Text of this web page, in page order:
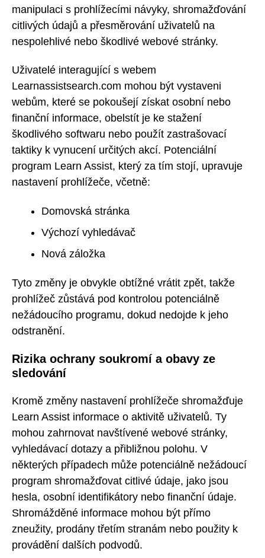
manipulaci s prohlížecími návyky, shromažďování
citlivých údajů a přesměrování uživatelů na
nespolehlivé nebo škodlivé webové stránky.
Uživatelé interagující s webem
Learnassistsearch.com mohou být vystaveni
webům, které se pokoušejí získat osobní nebo
finanční informace, obelstít je ke stažení
škodlivého softwaru nebo použít zastrašovací
taktiky k vynucení určitých akcí. Potenciální
program Learn Assist, který za tím stojí, upravuje
nastavení prohlížeče, včetně:
Domovská stránka
Výchozí vyhledávač
Nová záložka
Tyto změny je obvykle obtížné vrátit zpět, takže
prohlížeč zůstává pod kontrolou potenciálně
nežádoucího programu, dokud nedojde k jeho
odstranění.
Rizika ochrany soukromí a obavy ze
sledování
Kromě změny nastavení prohlížeče shromažďuje
Learn Assist informace o aktivitě uživatelů. Ty
mohou zahrnovat navštívené webové stránky,
vyhledávací dotazy a přibližnou polohu. V
některých případech může potenciálně nežádoucí
program shromažďovat citlivé údaje, jako jsou
hesla, osobní identifikátory nebo finanční údaje.
Shromážděné informace mohou být přímo
zneužity, prodány třetím stranám nebo použity k
provádění dalších podvodů.